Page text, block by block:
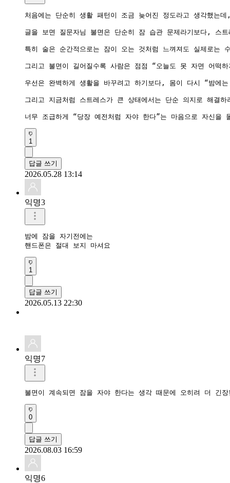
처음에는 단순히 생활 패턴이 조금 늦어진 정도라고 생각했
글을 보면 질문자님 불면은 단순히 잠 습관 문제라기보다, 스
특히 술은 순간적으로는 잠이 오는 것처럼 느껴져도 실제로
그리고 불면이 길어질수록 사람은 점점 “오늘도 못 자면 어떡
우선은 완벽하게 생활을 바꾸려고 하기보다, 몸이 다시 “밤에
그리고 지금처럼 스트레스가 큰 상태에서는 단순 의지로 해
1
답글 쓰기
2026.05.28 13:14
익명3
밤에 잠을 자기전에는
핸드폰은 절대 보지 마셔요
1
답글 쓰기
2026.05.13 22:30
익명7
불면이 계속되면 잠을 자야 한다는 생각 때문에 오히려 더 긴
0
답글 쓰기
2026.08.03 16:59
익명6